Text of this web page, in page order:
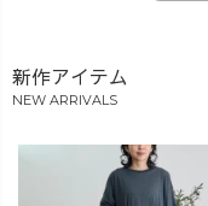
新作アイテム
NEW ARRIVALS